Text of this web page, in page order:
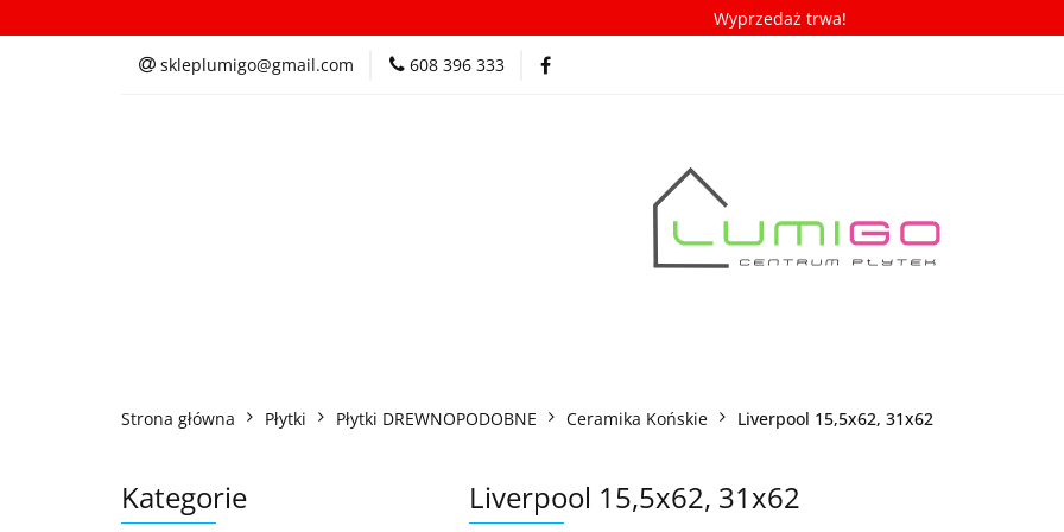
Wyprzedaż trwa!
skleplumigo@gmail.com 608 396 333
Kategorie Inspiracje Porady/ABC płytek Nowości
Strona główna Płytki Płytki DREWNOPODOBNE Ceramika Końskie Liverpool 15,5x62, 31x62
Kategorie Liverpool 15,5x62, 31x62